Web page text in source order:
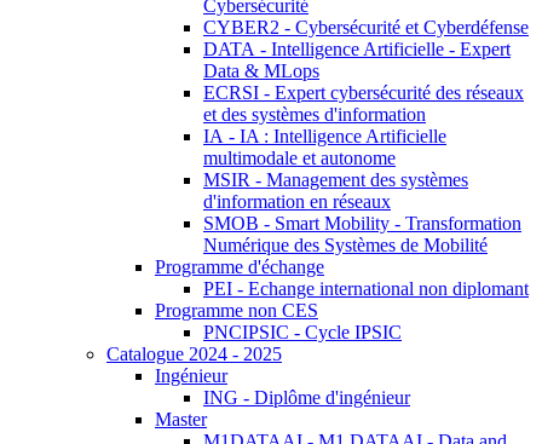
Cybersécurité
CYBER2 - Cybersécurité et Cyberdéfense
DATA - Intelligence Artificielle - Expert
Data & MLops
ECRSI - Expert cybersécurité des réseaux
et des systèmes d'information
IA - IA : Intelligence Artificielle
multimodale et autonome
MSIR - Management des systèmes
d'information en réseaux
SMOB - Smart Mobility - Transformation
Numérique des Systèmes de Mobilité
Programme d'échange
PEI - Echange international non diplomant
Programme non CES
PNCIPSIC - Cycle IPSIC
Catalogue 2024 - 2025
Ingénieur
ING - Diplôme d'ingénieur
Master